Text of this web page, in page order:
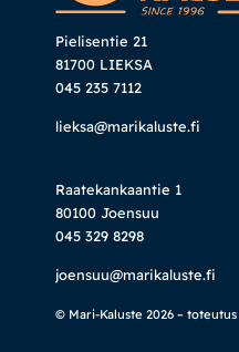
Pielisentie 21
81700 LIEKSA
045 235 7112
lieksa@marikaluste.fi
Raatekankaantie 1
80100 Joensuu
045 329 8298
joensuu@marikaluste.fi
© Mari-Kaluste 2026 – toteutus